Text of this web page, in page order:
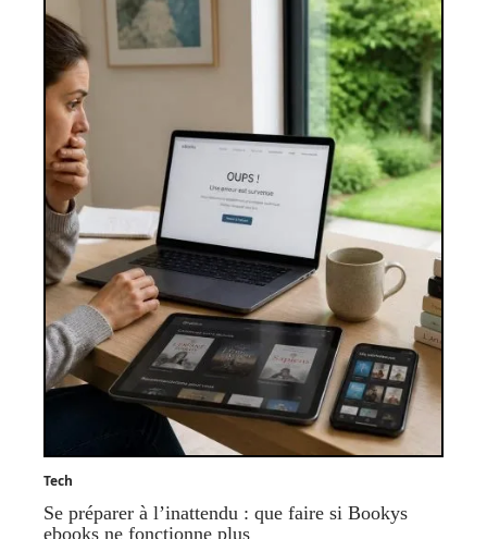
Tech
Se préparer à l’inattendu : que faire si Bookys
ebooks ne fonctionne plus